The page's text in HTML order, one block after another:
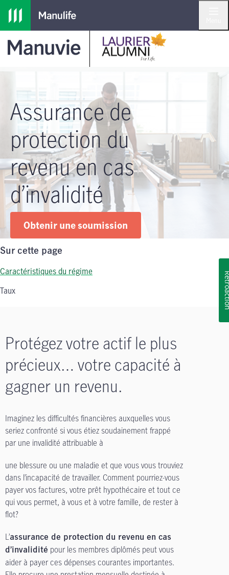
Passer à la navigation principale
Passer au contenu principal
Passer au pied de page
Assurance de
protection du
revenu en cas
d’invalidité
Obtenir une soumission
Sur cette page
Caractéristiques du régime
Taux
Protégez votre actif le plus
précieux… votre capacité à
gagner un revenu.
Imaginez les difficultés financières auxquelles vous
seriez confronté si vous étiez soudainement frappé
par une invalidité attribuable à
une blessure ou une maladie et que vous vous trouviez
dans l’incapacité de travailler. Comment pourriez-vous
payer vos factures, votre prêt hypothécaire et tout ce
qui vous permet, à vous et à votre famille, de rester à
flot?
L’assurance de protection du revenu en cas
d’invalidité pour les membres diplômés peut vous
aider à payer ces dépenses courantes importantes.